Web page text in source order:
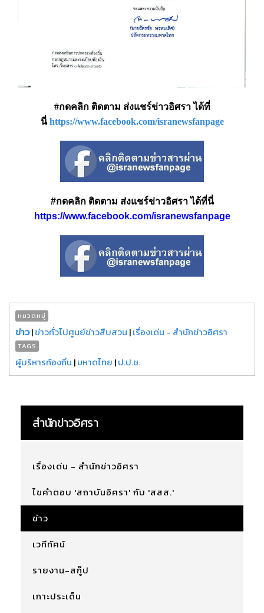
#กดคลิก ติดตาม ส่งแชร์ข่าวอิศรา ได้ที่
นี่https://www.facebook.com/isranewsfanpage
#กดคลิก ติดตาม ส่งแชร์ข่าวอิศรา ได้ที่นี่
https://www.facebook.com/isranewsfanpage
หมวดหมู่
ข่าว|ข่าวทั่วไปศูนย์ข่าวสืบสวน |เรื่องเด่น - สำนักข่าวอิศรา
TAGS
ผู้บริหารท้องถิ่น |มหาดไทย |ป.ป.ช.
สำนักข่าวอิศรา
เรื่องเด่น - สำนักข่าวอิศรา
ไขคำตอบ 'สถาบันอิศรา' กับ 'สสส.'
ข่าว
เวทีทัศน์
รายงาน-สกู๊ป
เกาะประเด็น